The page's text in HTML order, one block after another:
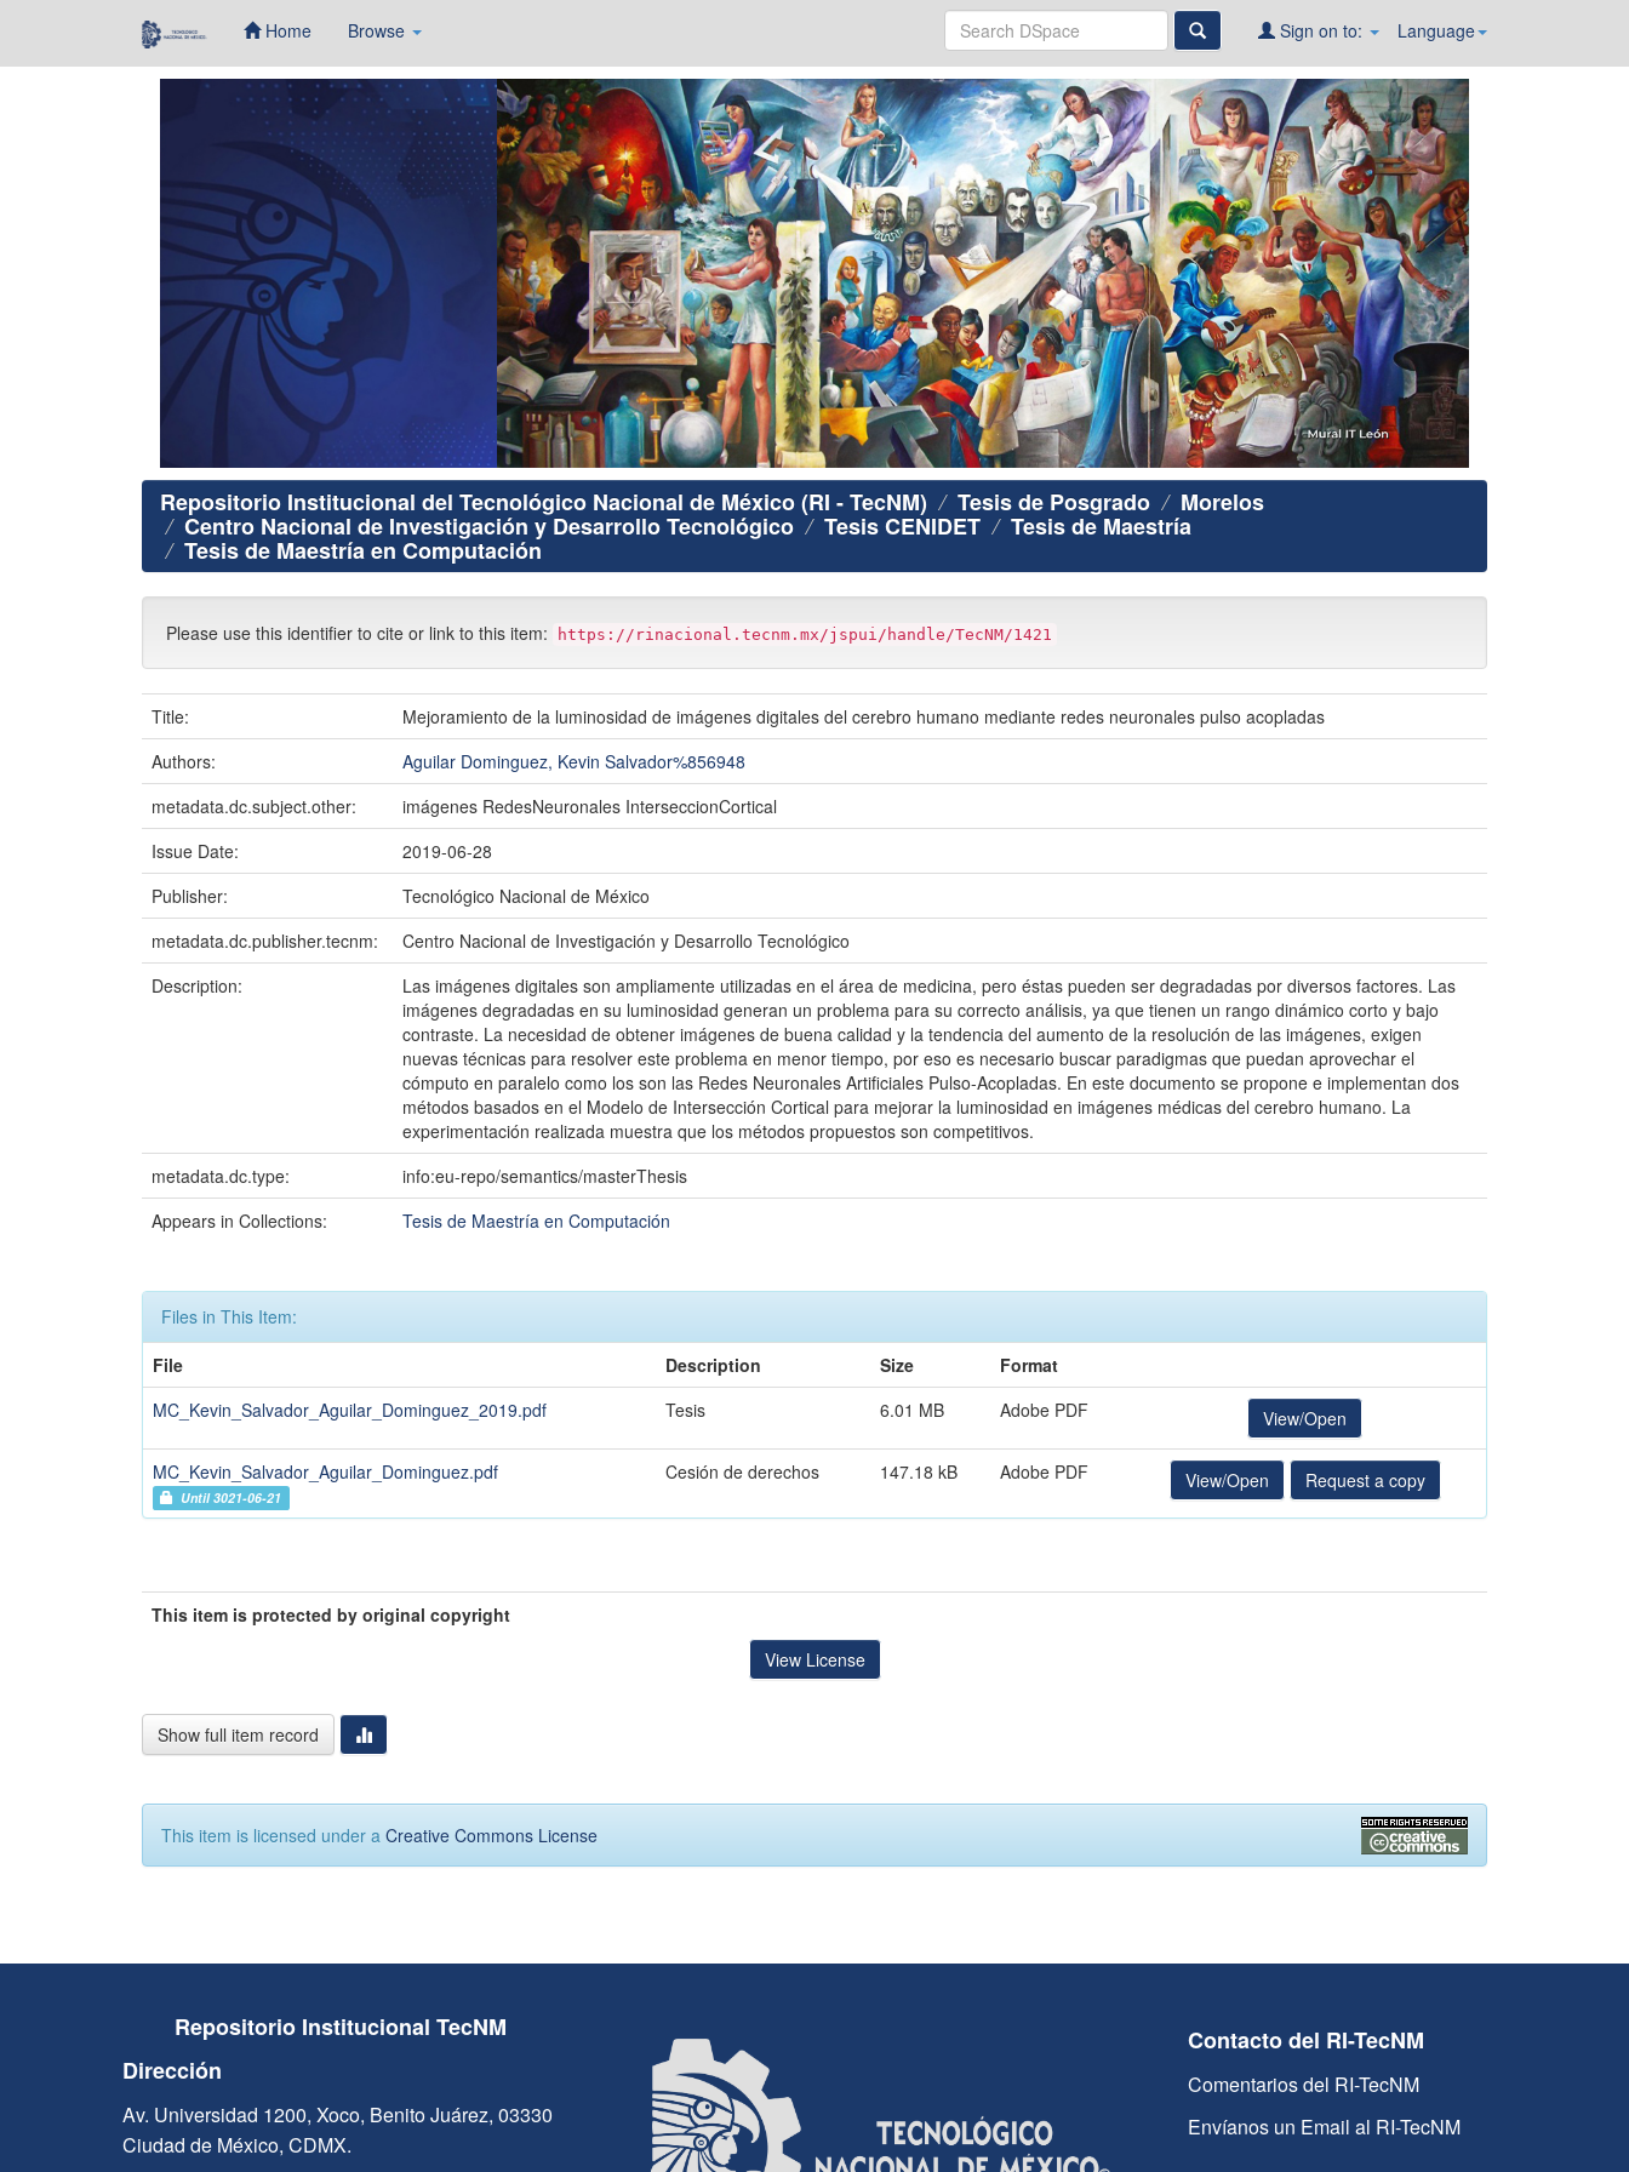
Home Browse Language
Sign on to:
Repositorio Institucional del Tecnológico Nacional de México (RI - TecNM) Tesis de Posgrado Morelos
Centro Nacional de Investigación y Desarrollo Tecnológico Tesis CENIDET Tesis de Maestría
Tesis de Maestría en Computación
Please use this identifier to cite or link to this item: https://rinacional.tecnm.mx/jspui/handle/TecNM/1421
Title:
Mejoramiento de la luminosidad de imágenes digitales del cerebro humano mediante redes neuronales pulso acopladas
Authors:
Aguilar Dominguez, Kevin Salvador%856948
metadata.dc.subject.other:
imágenes RedesNeuronales InterseccionCortical
Issue Date:
2019-06-28
Publisher:
Tecnológico Nacional de México
metadata.dc.publisher.tecnm:
Centro Nacional de Investigación y Desarrollo Tecnológico
Description:
Las imágenes digitales son ampliamente utilizadas en el área de medicina, pero éstas pueden ser degradadas por diversos factores. Las
imágenes degradadas en su luminosidad generan un problema para su correcto análisis, ya que tienen un rango dinámico corto y bajo
contraste. La necesidad de obtener imágenes de buena calidad y la tendencia del aumento de la resolución de las imágenes, exigen
nuevas técnicas para resolver este problema en menor tiempo, por eso es necesario buscar paradigmas que puedan aprovechar el
cómputo en paralelo como los son las Redes Neuronales Artificiales Pulso-Acopladas. En este documento se propone e implementan dos
métodos basados en el Modelo de Intersección Cortical para mejorar la luminosidad en imágenes médicas del cerebro humano. La
experimentación realizada muestra que los métodos propuestos son competitivos.
metadata.dc.type:
info:eu-repo/semantics/masterThesis
Appears in Collections:
Tesis de Maestría en Computación
Files in This Item:
File
Description Size
Format
MC_Kevin_Salvador_Aguilar_Dominguez_2019.pdf
Tesis 6.01 MB Adobe PDF View/Open
MC_Kevin_Salvador_Aguilar_Dominguez.pdf
Until 3021-06-21
Cesión de derechos 147.18 kB Adobe PDF View/Open Request a copy
This item is protected by original copyright
View License
Show full item record
This item is licensed under a Creative Commons License
Repositorio Institucional TecNM
Dirección
Av. Universidad 1200, Xoco, Benito Juárez, 03330
Ciudad de México, CDMX.
Contacto del RI-TecNM
Comentarios del RI-TecNM
Envíanos un Email al RI-TecNM